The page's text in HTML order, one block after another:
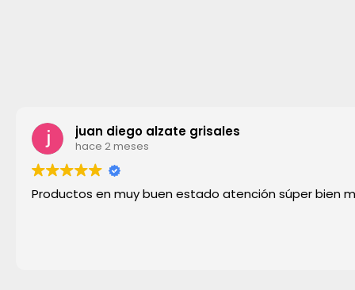
juan diego alzate grisales
hace 2 meses
Productos en muy buen estado atención súper bien